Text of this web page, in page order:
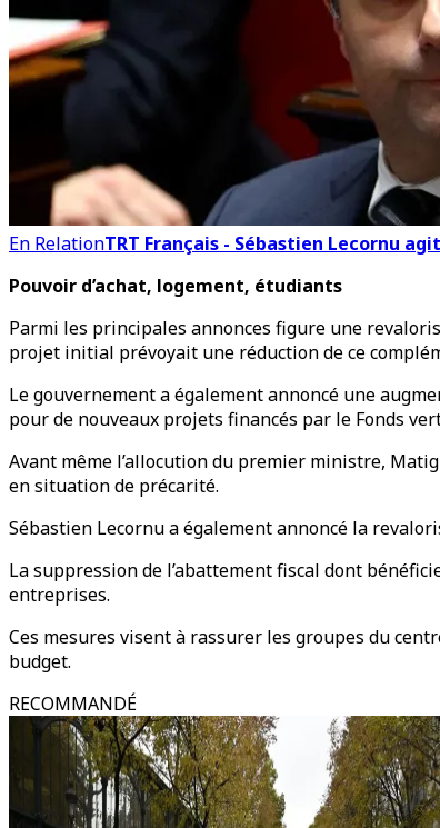
En RelationTRT Français - Sébastien Lecornu
Pouvoir d’achat, logement, étudiants
Parmi les principales annonces figure une
projet initial prévoyait une réduction de ce
Le gouvernement a également annoncé une
pour de nouveaux projets financés par le Fonds
Avant même l’allocution du premier ministre,
en situation de précarité.
Sébastien Lecornu a également annoncé la
La suppression de l’abattement fiscal dont
entreprises.
Ces mesures visent à rassurer les groupes du
budget.
RECOMMANDÉ